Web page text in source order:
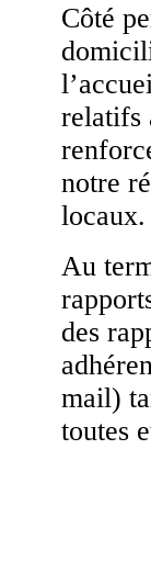
Côté
relatifs
notre
locaux.
Au
des
mail)
toutes